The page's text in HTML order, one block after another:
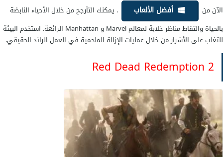
الآن من
أفضل الألعاب
. يمكنك التأرجح من خلال الأحياء النابضة
بالحياة والتقاط مناظر خلابة لمعالم Marvel و Manhattan الرائعة. استخدم البيئة
للتغلب على الأشرار من خلال عمليات الإزالة الملحمية في العمل الرائد الحقيقي.
Red Dead Redemption 2